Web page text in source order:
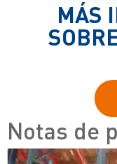
MÁS
Notas de